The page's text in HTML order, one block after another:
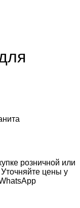
розничной или
Уточняйте цены у